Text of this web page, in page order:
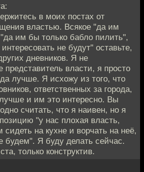
в моих постах от
властью. Всякое "да им
им бы только бабло пилить",
не будут" оставьте,
дневников. Я не
представитель власти, я просто
лучше. Я исхожу из того, что
ответственных за города,
и им это интересно. Вы
считать, что я наивен, но я
"у нас плохая власть,
на кухне и ворчать на неё,
будем". Я буду делать сейчас.
только конструктив.